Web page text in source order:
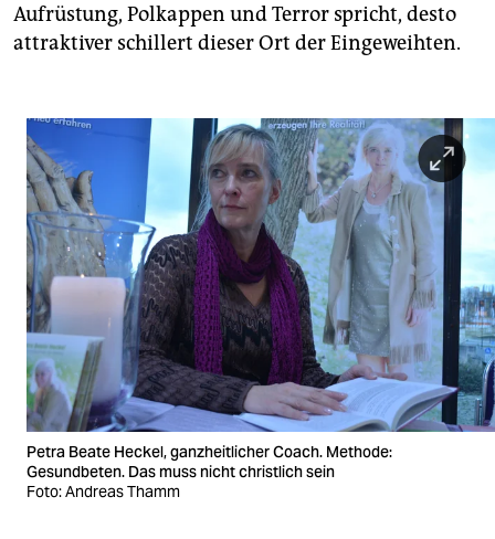
Aufrüstung, Polkappen und Terror spricht, desto
attraktiver schillert dieser Ort der Eingeweihten.
Petra Beate Heckel, ganzheitlicher Coach. Methode:
Gesundbeten. Das muss nicht christlich sein
Foto: Andreas Thamm